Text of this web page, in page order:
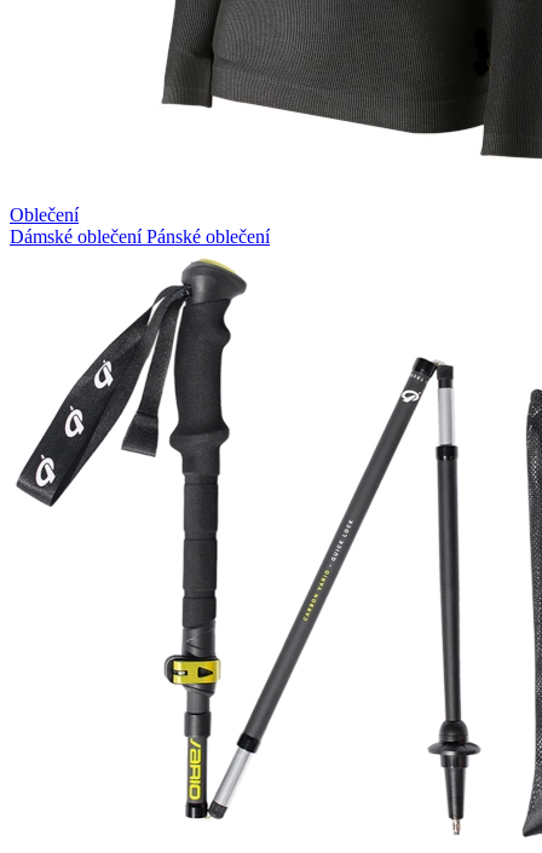
Oblečení
Dámské oblečeníPánské oblečení